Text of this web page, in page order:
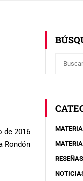
de 2016
Rondón
RESEÑAS